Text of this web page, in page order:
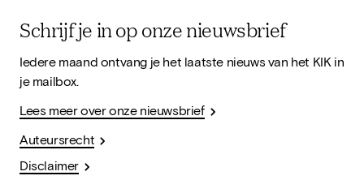
Schrijf je in op onze nieuwsbrief
Iedere maand ontvang je het laatste nieuws van het KIK in
je mailbox.
Lees meer over onze nieuwsbrief
Auteursrecht
Disclaimer